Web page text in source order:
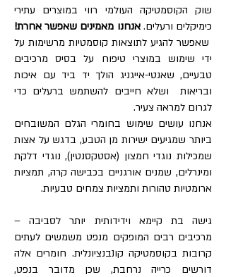
שוק הקוסמטיקה העולמי רווי במוצרים עתירי
כימיקלים ורעלים.אנחנו מאמינים שאפשר אחרת!
שאפשר להגיע לתוצאות קוסמטיות מרשימות על
ידי שימוש במוצרי טיפוח על בסיס מרכיבים
טבעיים, שאנטי-אייגניג הולך יד ביד עם איכות
ובריאות ושלא חייבים להשתמש ברעלים כדי
לגרום למראה צעיר.
אנחנו עושים שימוש בחומרי הגלם המשובחים
ביותר שמגיעים ישירות מן הטבע, בדגש על אצות
שמכילות נוגדי חמצון (אסטקסנטין), נוגדי דלקת
ומינרלים, שמנים אורגניים בכבישה קרה, תמציות
ארומטיות טהורות ותמציות צמחים טבעיות.
גישה בת קיימא וידידותית יותר לסביבה –
מרכיבים רבים המופקים מנפט משמשים לעתים
קרובות בקוסמטיקה קונבנציונלית. חומרים אלה
דורשים כרייה נרחבת, שכן מדובר בנפט,